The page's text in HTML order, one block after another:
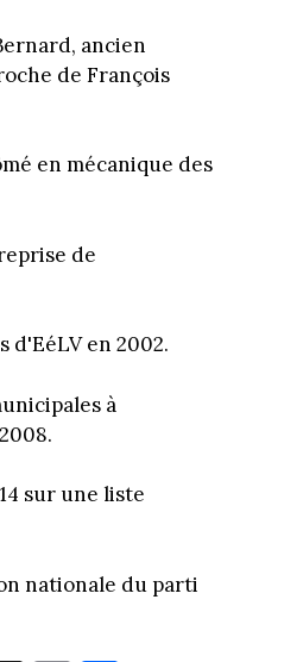
ancien
de François
en mécanique des
de
d'EéLV en 2002.
à
sur une liste
nationale du parti